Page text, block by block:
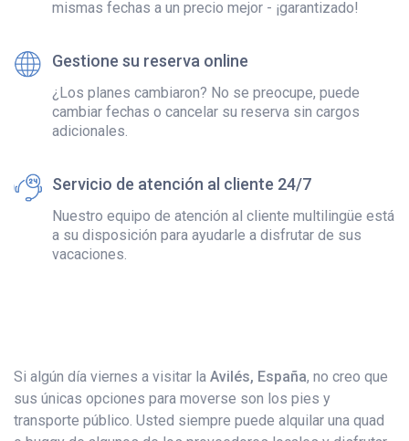
mismas fechas a un precio mejor - ¡garantizado!
Gestione su reserva online
¿Los planes cambiaron? No se preocupe, puede
cambiar fechas o cancelar su reserva sin cargos
adicionales.
Servicio de atención al cliente 24/7
Nuestro equipo de atención al cliente multilingüe está
a su disposición para ayudarle a disfrutar de sus
vacaciones.
Si algún día viernes a visitar la Avilés, España, no creo que
sus únicas opciones para moverse son los pies y
transporte público. Usted siempre puede alquilar una quad